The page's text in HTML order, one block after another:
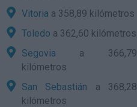
Vitoria a 358,89 kilómetros
Toledo a 362,60 kilómetros
Segovia a 366,79
kilómetros
San Sebastián a 368,28
kilómetros